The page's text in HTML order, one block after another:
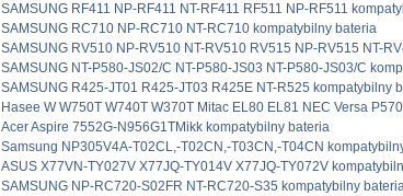
SAMSUNG RF411 NP-RF411 NT-RF411 RF511 NP-RF511
SAMSUNG RC710 NP-RC710 NT-RC710 kompatybilny bateria
SAMSUNG RV510 NP-RV510 NT-RV510 RV515 NP-RV515 NT-
SAMSUNG NT-P580-JS02/C NT-P580-JS03 NT-P580-JS03/C
SAMSUNG R425-JT01 R425-JT03 R425E NT-R525 kompatybilny
Hasee W W750T W740T W370T Mitac EL80 EL81 NEC Versa
Acer Aspire 7552G-N956G1TMikk kompatybilny bateria
Samsung NP305V4A-T02CL,-T02CN,-T03CN,-T04CN
ASUS X77VN-TY027V X77JQ-TY014V X77JQ-TY072V
SAMSUNG NP-RC720-S02FR NT-RC720-S35 kompatybilny